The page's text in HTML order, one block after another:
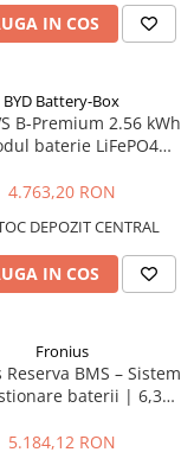
IN COS
BYD Battery-Box
B-Premium 2.56 kWh
baterie LiFePO4
4.763,20 RON
DEPOZIT CENTRAL
IN COS
Fronius
Reserva BMS – Sistem
baterii | 6,3–
5.184,12 RON